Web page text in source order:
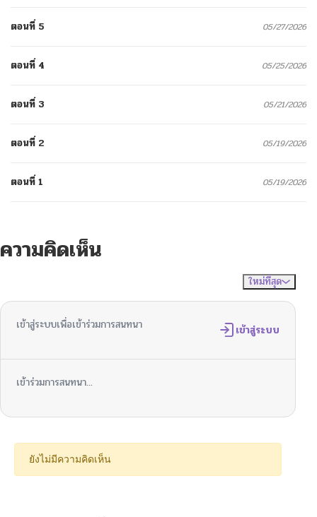
ตอนที่ 5 05/27/2026
ตอนที่ 4 05/25/2026
ตอนที่ 3 05/21/2026
ตอนที่ 2 05/19/2026
ตอนที่ 1 05/19/2026
ความคิดเห็น
ใหม่ที่สุด
เข้าสู่ระบบเพื่อเข้าร่วมการสนทนา เข้าสู่ระบบ
เข้าร่วมการสนทนา...
ยังไม่มีความคิดเห็น